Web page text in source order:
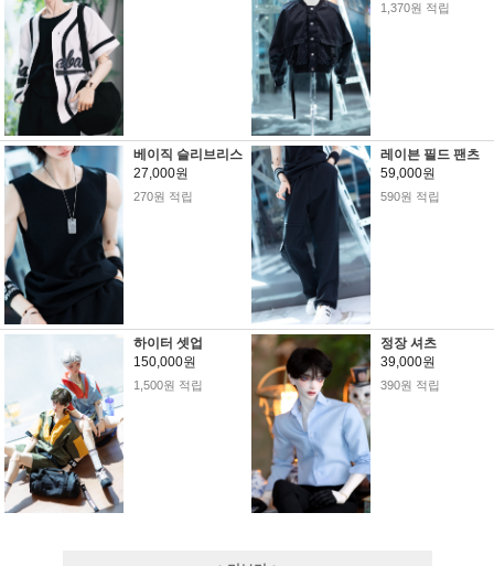
1,370원 적립
베이직 슬리브리스
27,000원
270원 적립
레이븐 필드 팬츠
59,000원
590원 적립
하이터 셋업
150,000원
1,500원 적립
정장 셔츠
39,000원
390원 적립